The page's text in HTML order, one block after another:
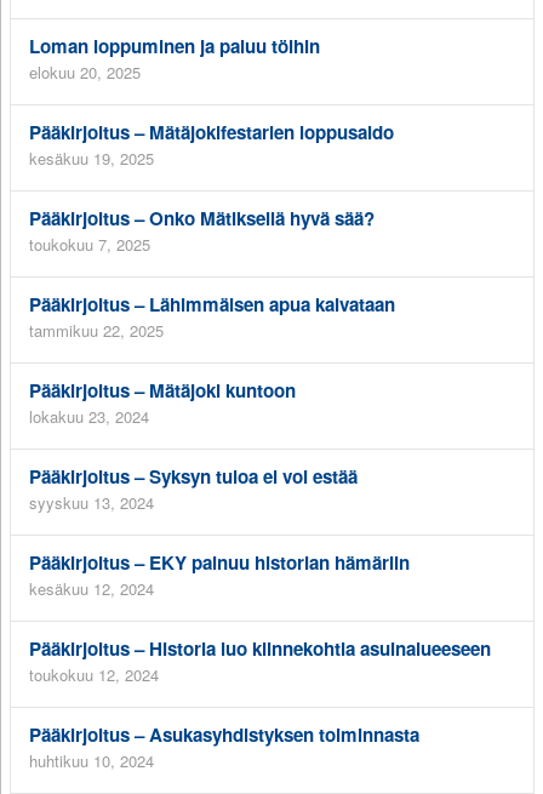
Loman loppuminen ja paluu töihin
elokuu 20, 2025
Pääkirjoitus – Mätäjokifestarien loppusaldo
kesäkuu 19, 2025
Pääkirjoitus – Onko Mätiksellä hyvä sää?
toukokuu 7, 2025
Pääkirjoitus – Lähimmäisen apua kaivataan
tammikuu 22, 2025
Pääkirjoitus – Mätäjoki kuntoon
lokakuu 23, 2024
Pääkirjoitus – Syksyn tuloa ei voi estää
syyskuu 13, 2024
Pääkirjoitus – EKY painuu historian hämäriin
kesäkuu 12, 2024
Pääkirjoitus – Historia luo kiinnekohtia asuinalueeseen
toukokuu 12, 2024
Pääkirjoitus – Asukasyhdistyksen toiminnasta
huhtikuu 10, 2024